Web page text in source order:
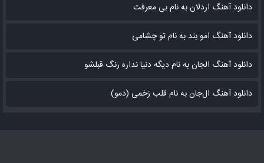
دانلود آهنگ اردلان به نام بی معرفت
دانلود آهنگ امو بند به نام تو چشامی
دانلود آهنگ الجان به نام دیگه دنیا نداره رنگ قبلشو
دانلود آهنگ ال‌جان به نام قلب زخمی (دمو)